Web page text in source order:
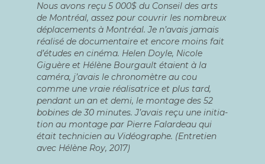
Nous avons reçu 5 000$ du Conseil des arts
de Mont­réal, assez pour cou­vrir les nom­breux
dépla­ce­ments à Mont­réal. Je n’avais jamais
réa­li­sé de docu­men­taire et encore moins fait
d’études en ciné­ma. Helen Doyle, Nicole
Giguère et Hélène Bour­gault étaient à la
camé­ra, j’avais le chro­no­mètre au cou
comme une vraie réa­li­sa­trice et plus tard,
pen­dant un an et demi, le mon­tage des 52
bobines de 30 minutes. J’avais reçu une ini­tia­
tion au mon­tage par Pierre Falar­deau qui
était tech­ni­cien au Vidéo­graphe. (Entre­tien
avec Hélène Roy, 2017)